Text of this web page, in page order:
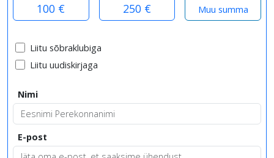
100 € 250 €
Liitu sõbraklubiga
Liitu uudiskirjaga
Nimi
E-post